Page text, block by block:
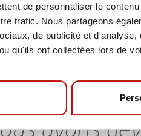
de personnaliser le
trafic. Nous partageons
de publicité et
qu'ils ont collectées lors de
qu’il
avons